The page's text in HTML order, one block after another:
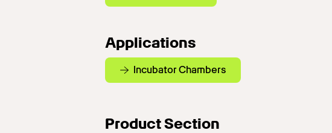
Applications
Incubator Chambers
Product Section